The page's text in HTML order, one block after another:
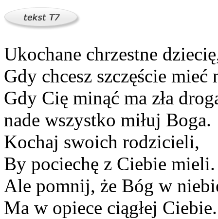
Ukochane chrzestne
Gdy chcesz szczęście mieć
Gdy Cię minąć ma zła
nade wszystko miłuj Boga.
Kochaj swoich rodzicieli,
By pociechę z Ciebie mieli.
Ale pomnij, że Bóg w
Ma w opiece ciągłej Ciebie.